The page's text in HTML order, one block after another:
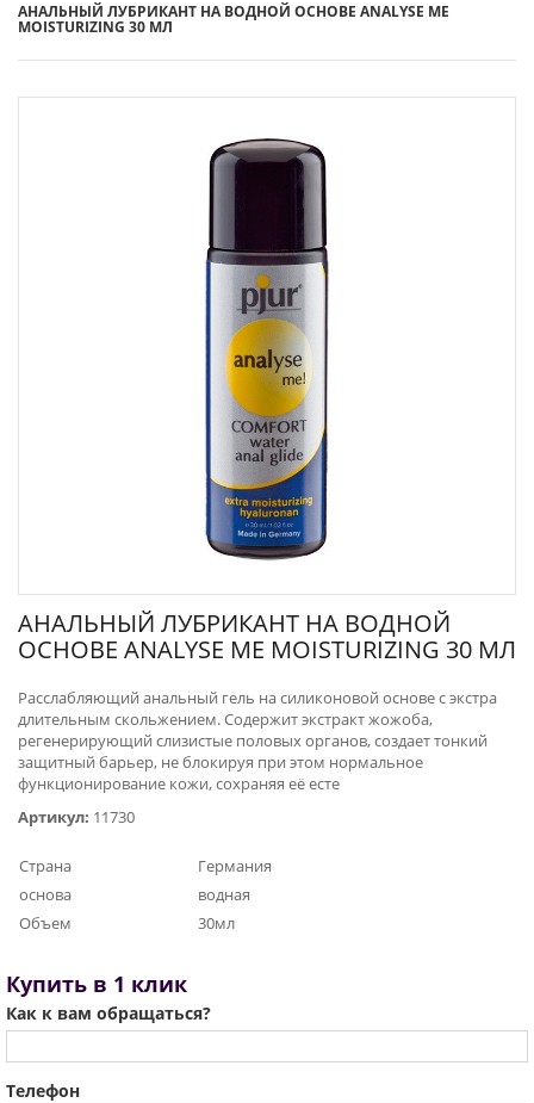
АНАЛЬНЫЙ ЛУБРИКАНТ НА ВОДНОЙ ОСНОВЕ ANALYSE ME
MOISTURIZING 30 МЛ
АНАЛЬНЫЙ ЛУБРИКАНТ НА ВОДНОЙ
ОСНОВЕ ANALYSE ME MOISTURIZING 30 МЛ
​Расслабляющий анальный гель на силиконовой основе с экстра
длительным скольжением. Содержит экстракт жожоба,
регенерирующий слизистые половых органов, создает тонкий
защитный барьер, не блокируя при этом нормальное
функционирование кожи, сохраняя её есте
Артикул: 11730
Страна
Германия
основа
водная
Объем
30мл
Купить в 1 клик
Как к вам обращаться?
Телефон